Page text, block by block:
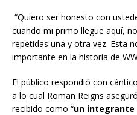
“Quiero ser honesto con
cuando mi primo llegue aquí,
repetidas una y otra vez. Esta
importante en la historia de
El público respondió con
a lo cual Roman Reigns
recibido como “un integrante